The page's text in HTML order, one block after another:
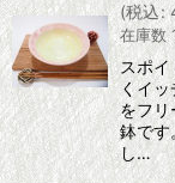
(税込:
在庫数
スポイ
くイ
をフ
鉢で
し…